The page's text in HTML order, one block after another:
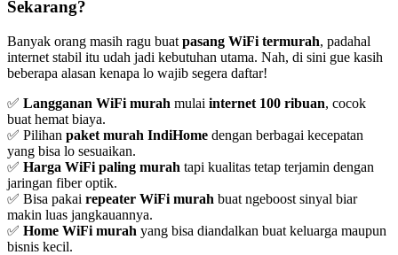
Sekarang?
Banyak orang masih ragu buat pasang WiFi termurah, padahal
internet stabil itu udah jadi kebutuhan utama. Nah, di sini gue kasih
beberapa alasan kenapa lo wajib segera daftar!
✅ Langganan WiFi murah mulai internet 100 ribuan, cocok
buat hemat biaya.
✅ Pilihan paket murah IndiHome dengan berbagai kecepatan
yang bisa lo sesuaikan.
✅ Harga WiFi paling murah tapi kualitas tetap terjamin dengan
jaringan fiber optik.
✅ Bisa pakai repeater WiFi murah buat ngeboost sinyal biar
makin luas jangkauannya.
✅ Home WiFi murah yang bisa diandalkan buat keluarga maupun
bisnis kecil.